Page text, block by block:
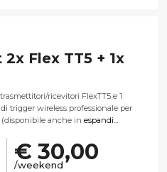
Flex TT5 + 1x
ricevitori FlexTT5 e 1
trigger wireless professionale per
(disponibile anche in espandi...
€ 30,00
/weekend